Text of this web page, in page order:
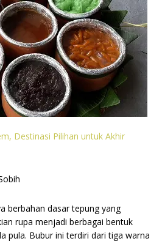
Destinasi Pilihan untuk Akhir
berbahan dasar tepung yang
rupa menjadi berbagai bentuk
pula. Bubur ini terdiri dari tiga warna